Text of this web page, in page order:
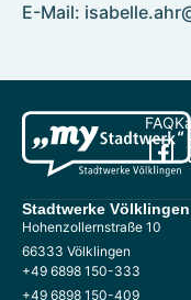
E-Mail:
FAQ
Stadtwerke Völklingen
Hohenzollernstraße 10
66333 Völklingen
+49 6898 150-333
+49 6898 150-409